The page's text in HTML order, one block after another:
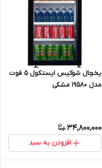
یخچال شوکیس ایستکول 5 فوت
مدل 19580 مشکی
34,800,000
افزودن به سبد